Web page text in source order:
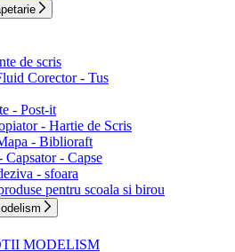
de scris
Corector - Tus
- Post-it
- Hartie de Scris
- Biblioraft
Capsator - Capse
- sfoara
pentru scoala si birou
MODELISM